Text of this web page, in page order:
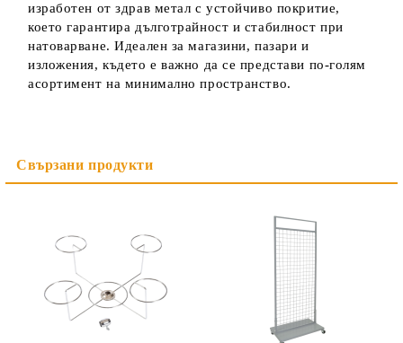
изработен от здрав метал с устойчиво покритие,
което гарантира дълготрайност и стабилност при
натоварване. Идеален за магазини, пазари и
изложения, където е важно да се представи по-голям
асортимент на минимално пространство.